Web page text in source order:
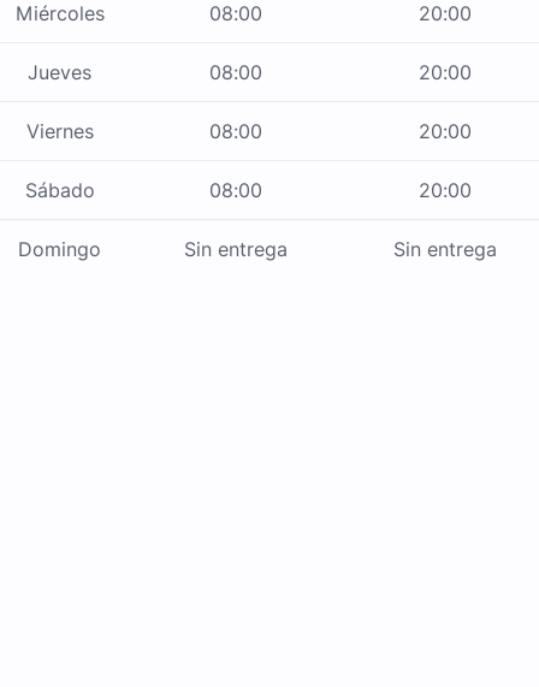
Miércoles 08:00 20:00
Jueves 08:00 20:00
Viernes 08:00 20:00
Sábado 08:00 20:00
Domingo Sin entrega Sin entrega